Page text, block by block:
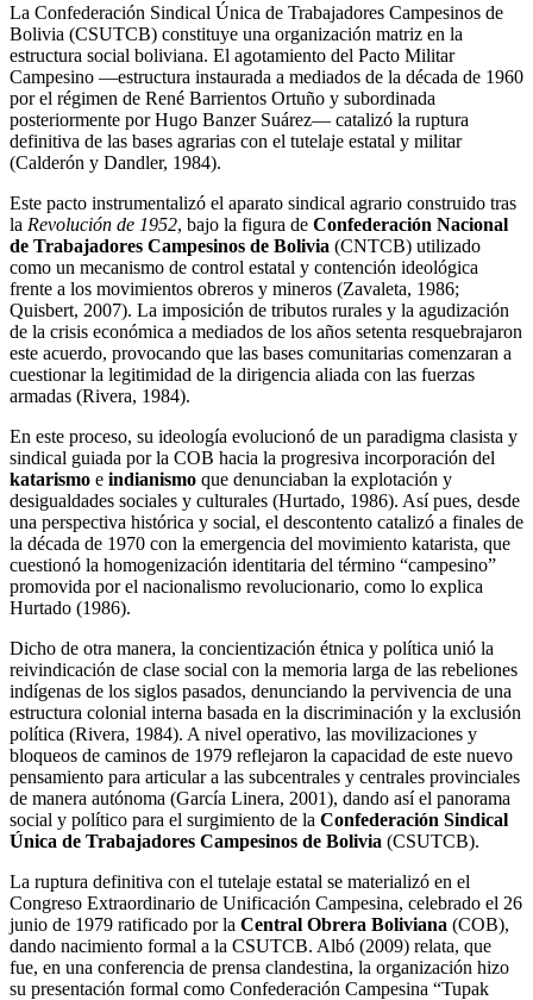
La Confederación Sindical Única de Trabajadores Campesinos de
Bolivia (CSUTCB) constituye una organización matriz en la
estructura social boliviana. El agotamiento del Pacto Militar
Campesino —estructura instaurada a mediados de la década de 1960
por el régimen de René Barrientos Ortuño y subordinada
posteriormente por Hugo Banzer Suárez— catalizó la ruptura
definitiva de las bases agrarias con el tutelaje estatal y militar
(Calderón y Dandler, 1984).
Este pacto instrumentalizó el aparato sindical agrario construido tras
la Revolución de 1952, bajo la figura de Confederación Nacional
de Trabajadores Campesinos de Bolivia (CNTCB) utilizado
como un mecanismo de control estatal y contención ideológica
frente a los movimientos obreros y mineros (Zavaleta, 1986;
Quisbert, 2007). La imposición de tributos rurales y la agudización
de la crisis económica a mediados de los años setenta resquebrajaron
este acuerdo, provocando que las bases comunitarias comenzaran a
cuestionar la legitimidad de la dirigencia aliada con las fuerzas
armadas (Rivera, 1984).
En este proceso, su ideología evolucionó de un paradigma clasista y
sindical guiada por la COB hacia la progresiva incorporación del
katarismo e indianismo que denunciaban la explotación y
desigualdades sociales y culturales (Hurtado, 1986). Así pues, desde
una perspectiva histórica y social, el descontento catalizó a finales de
la década de 1970 con la emergencia del movimiento katarista, que
cuestionó la homogenización identitaria del término “campesino”
promovida por el nacionalismo revolucionario, como lo explica
Hurtado (1986).
Dicho de otra manera, la concientización étnica y política unió la
reivindicación de clase social con la memoria larga de las rebeliones
indígenas de los siglos pasados, denunciando la pervivencia de una
estructura colonial interna basada en la discriminación y la exclusión
política (Rivera, 1984). A nivel operativo, las movilizaciones y
bloqueos de caminos de 1979 reflejaron la capacidad de este nuevo
pensamiento para articular a las subcentrales y centrales provinciales
de manera autónoma (García Linera, 2001), dando así el panorama
social y político para el surgimiento de la Confederación Sindical
Única de Trabajadores Campesinos de Bolivia (CSUTCB).
La ruptura definitiva con el tutelaje estatal se materializó en el
Congreso Extraordinario de Unificación Campesina, celebrado el 26
junio de 1979 ratificado por la Central Obrera Boliviana (COB),
dando nacimiento formal a la CSUTCB. Albó (2009) relata, que
fue, en una conferencia de prensa clandestina, la organización hizo
su presentación formal como Confederación Campesina “Tupak